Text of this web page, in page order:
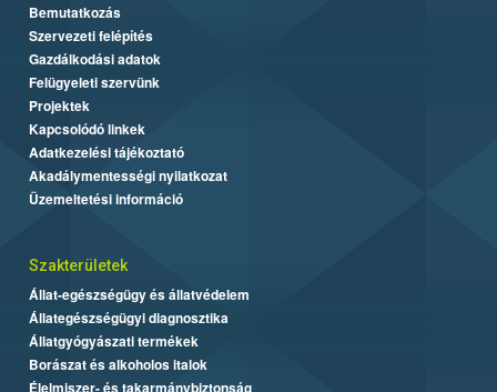
Bemutatkozás
Szervezeti felépítés
Gazdálkodási adatok
Felügyeleti szervünk
Projektek
Kapcsolódó linkek
Adatkezelési tájékoztató
Akadálymentességi nyilatkozat
Üzemeltetési információ
Szakterületek
Állat-egészségügy és állatvédelem
Állategészségügyi diagnosztika
Állatgyógyászati termékek
Borászat és alkoholos italok
Élelmiszer- és takarmánybiztonság